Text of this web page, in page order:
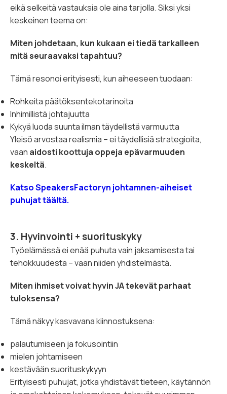
eikä selkeitä vastauksia ole aina tarjolla. Siksi yksi
keskeinen teema on:
Miten johdetaan, kun kukaan ei tiedä tarkalleen
mitä seuraavaksi tapahtuu?
Tämä resonoi erityisesti, kun aiheeseen tuodaan:
Rohkeita päätöksentekotarinoita
Inhimillistä johtajuutta
Kykyä luoda suunta ilman täydellistä varmuutta
Yleisö arvostaa realismia – ei täydellisiä strategioita,
vaan aidosti koottuja oppeja epävarmuuden
keskeltä.
Katso SpeakersFactoryn johtamnen-aiheiset
puhujat täältä.
3. Hyvinvointi + suorituskyky
Työelämässä ei enää puhuta vain jaksamisesta tai
tehokkuudesta – vaan niiden yhdistelmästä.
Miten ihmiset voivat hyvin JA tekevät parhaat
tuloksensa?
Tämä näkyy kasvavana kiinnostuksena:
palautumiseen ja fokusointiin
mielen johtamiseen
kestävään suorituskykyyn
Erityisesti puhujat, jotka yhdistävät tieteen, käytännön